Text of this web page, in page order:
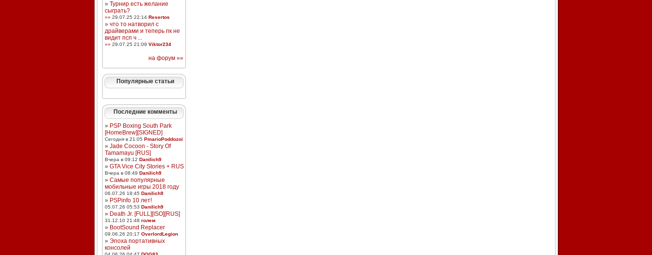
» Турнир есть желание
сыграть?
»» 29.07.25 22:14 Resertos
» что то натворил с
драйверами и теперь пк не
видит псп ч ...
»» 29.07.25 21:09 Viktor234
на форум »»
Популярные статьи
Последние комменты
» PSP Boxing South Park
[HomeBrew][SIGNED]
Сегодня в 21:05 PmarioPoddozoi
» Jade Cocoon - Story Of
Tamamayu [RUS]
Вчера в 09:12 Danilich9
» GTA Vice City Stories + RUS
Вчера в 08:49 Danilich9
» Самые популярные
мобильные игры 2018 году
06.07.26 18:45 Danilich9
» PSPinfo 10 лет!
05.07.26 05:53 Danilich9
» Death Jr. [FULL][ISO][RUS]
31.12.10 21:48 голем
» BootSound Replacer
09.06.26 20:17 OverlordLegion
» Эпоха портативных
консолей